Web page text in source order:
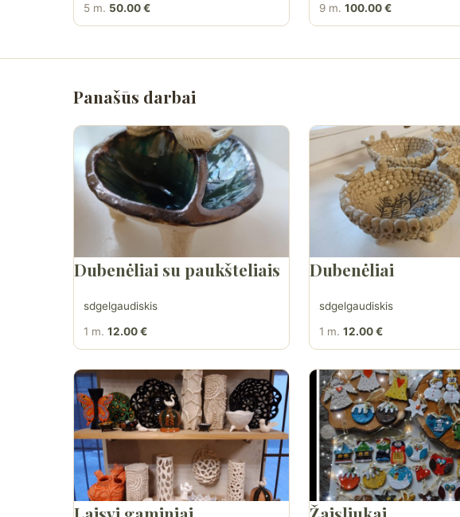
5 m. 50.00 € 9 m. 100.00 €
Panašūs darbai
Dubenėliai su paukšteliais
sdgelgaudiskis
1 m. 12.00 €
Dubenėliai
sdgelgaudiskis
1 m. 12.00 €